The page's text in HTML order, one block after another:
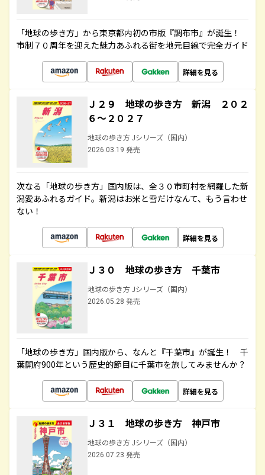
「地球の歩き方」から東京都内初の市版『調布市』が誕生！
市制７０周年を迎えた魅力あふれる街を地元目線で完全ガイド
詳細を見る
Ｊ２９ 地球の歩き方 新潟 ２０２
６～２０２７
地球の歩き方 Jシリーズ（国内）
2026.03.19 発売
次なる「地球の歩き方」国内版は、全３０市町村を網羅した新
潟愛あふれるガイド。新潟はお米と雪だけなんて、もう言わせ
ない！
詳細を見る
Ｊ３０ 地球の歩き方 千葉市
地球の歩き方 Jシリーズ（国内）
2026.05.28 発売
「地球の歩き方」国内版から、なんと『千葉市』が誕生！ 千
葉開府900年という歴史的節目に千葉市を旅してみませんか？
詳細を見る
Ｊ３１ 地球の歩き方 神戸市
地球の歩き方 Jシリーズ（国内）
2026.07.23 発売